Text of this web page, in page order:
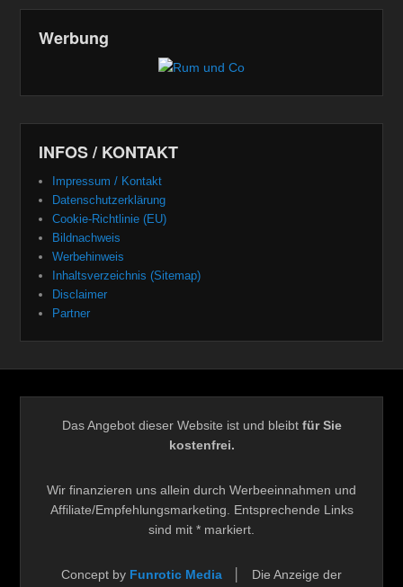
Werbung
INFOS / KONTAKT
Impressum / Kontakt
Datenschutzerklärung
Cookie-Richtlinie (EU)
Bildnachweis
Werbehinweis
Inhaltsverzeichnis (Sitemap)
Disclaimer
Partner
Das Angebot dieser Website ist und bleibt für Sie
kostenfrei.
Wir finanzieren uns allein durch Werbeeinnahmen und
Affiliate/Empfehlungsmarketing. Entsprechende Links
sind mit * markiert.
Concept by Funrotic Media │ Die Anzeige der